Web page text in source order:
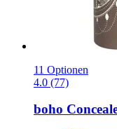
11 Optionen
4.0 (77)
boho